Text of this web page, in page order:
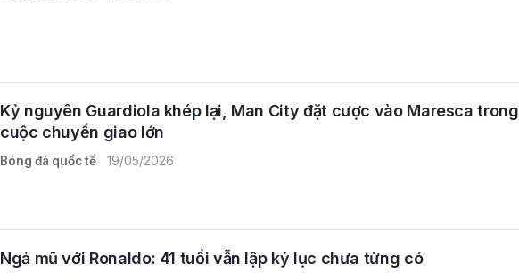
Kỷ nguyên Guardiola khép lại, Man City đặt cược vào Maresca trong
cuộc chuyển giao lớn
Bóng đá quốc tế 19/05/2026
Ngả mũ với Ronaldo: 41 tuổi vẫn lập kỷ lục chưa từng có